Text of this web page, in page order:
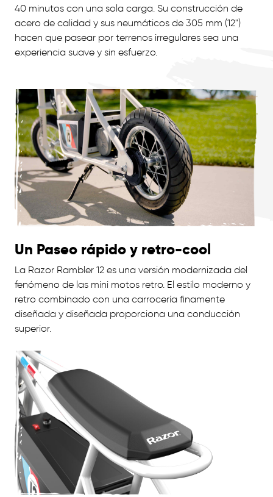
40 minutos con una sola carga. Su construcción de
acero de calidad y sus neumáticos de 305 mm (12")
hacen que pasear por terrenos irregulares sea una
experiencia suave y sin esfuerzo.
Un Paseo rápido y retro-cool
La Razor Rambler 12 es una versión modernizada del
fenómeno de las mini motos retro. El estilo moderno y
retro combinado con una carrocería finamente
diseñada y diseñada proporciona una conducción
superior.